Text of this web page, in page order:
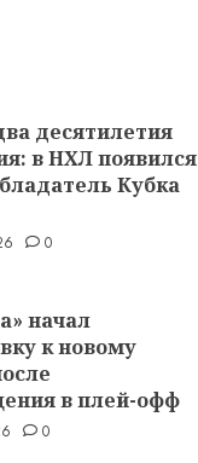
десятилетия
в НХЛ появился
Кубка
0
начал
к новому
в плей-офф
0